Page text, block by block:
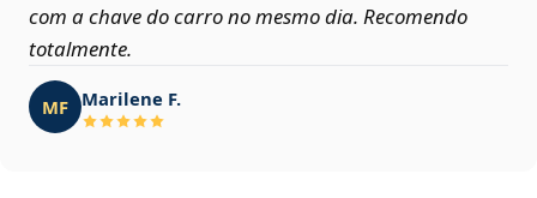
com a chave do carro no mesmo dia. Recomendo
totalmente.
MF Marilene F.